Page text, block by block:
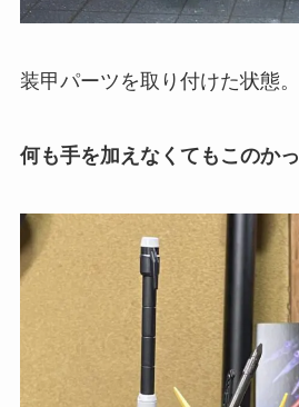
装甲パーツを取り付けた状態
何も手を加えなくてもこのかっ